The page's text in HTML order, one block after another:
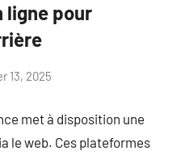
ligne pour
13, 2025
met à disposition une
le web. Ces plateformes